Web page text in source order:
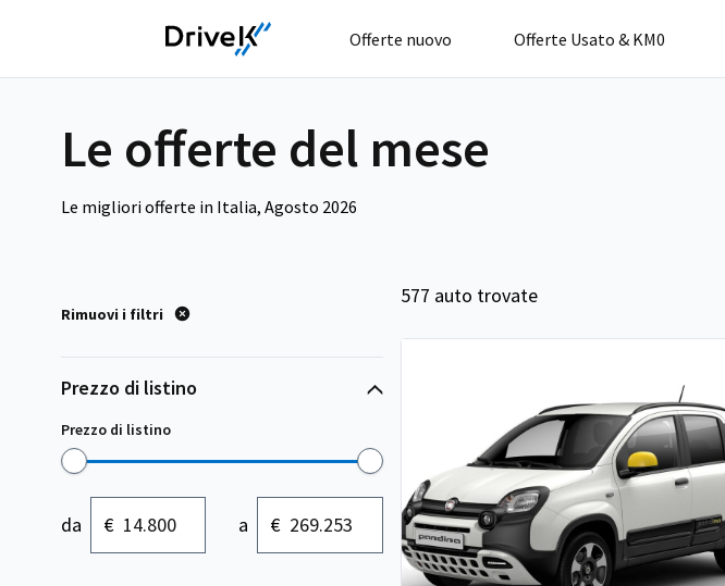
Offerte nuovo Offerte Usato & KM0
Le offerte del mese
Le migliori offerte in Italia, Agosto 2026
Rimuovi i filtri
Prezzo di listino
Prezzo di listino
da € a €
577 auto trovate